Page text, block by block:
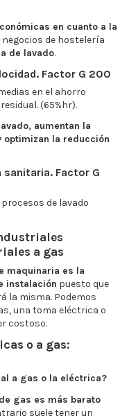
en cuanto a la
negocios de hostelería
de lavado.
Factor G 200
en el ahorro
(65%hr).
aumentan la
la reducción
sanitaria. Factor G
de lavado
a gas
maquinaria es la
instalación puesto que
la misma. Podemos
una toma eléctrica o
costoso.
o a gas:
a gas o la eléctrica?
gas es más barato
suele tener un